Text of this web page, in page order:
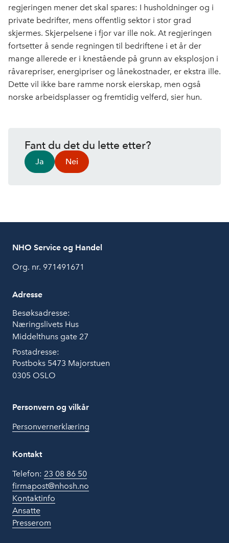
regjeringen mener det skal spares: I husholdninger og i
private bedrifter, mens offentlig sektor i stor grad
skjermes. Skjerpelsene i fjor var ille nok. At regjeringen
fortsetter å sende regningen til bedriftene i et år der
mange allerede er i knestående på grunn av eksplosjon i
råvarepriser, energipriser og lånekostnader, er ekstra ille.
Dette vil ikke bare ramme norsk eierskap, men også
norske arbeidsplasser og fremtidig velferd, sier hun.
Fant du det du lette etter?
Ja Nei
NHO Service og Handel
Org. nr. 971491671
Adresse
Besøksadresse:
Næringslivets Hus
Middelthuns gate 27
Postadresse:
Postboks 5473 Majorstuen
0305 OSLO
Personvern og vilkår
Personvernerklæring
Kontakt
Telefon: 23 08 86 50
firmapost@nhosh.no
Kontaktinfo
Ansatte
Presserom